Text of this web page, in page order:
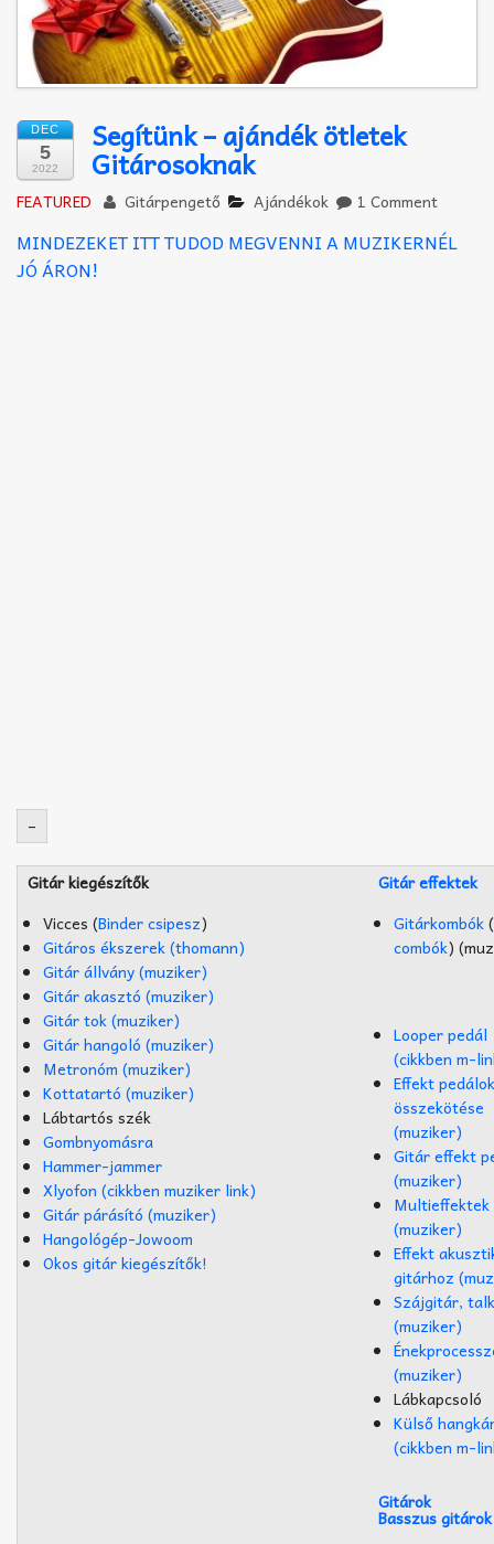
TABok
DEC
5
2022
Segítünk – ajándék ötletek
Gitárosoknak
FEATURED Gitárpengető Ajándékok 1 Comment
MINDEZEKET ITT TUDOD MEGVENNI A MUZIKERNÉL
JÓ ÁRON!
–
Gitár kiegészítők
Vicces (Binder csipesz)
Gitáros ékszerek (thomann)
Gitár állvány (muziker)
Gitár akasztó (muziker)
Gitár tok (muziker)
Gitár hangoló (muziker)
Metronóm (muziker)
Kottatartó (muziker)
Lábtartós szék
Gombnyomásra
Hammer-jammer
Xlyofon (cikkben muziker link)
Gitár párásító (muziker)
Hangológép-Jowoom
Okos gitár kiegészítők!
Gitár effektek
Gitárkombók(
combók)
Looper pedál
(cikkben m-
Effekt pedálok
összekötése
(muziker)
Gitár effekt
(muziker)
Multieffektek
(muziker)
Effekt
gitárhoz
Szájgitár,
(muziker)
(muziker)
Lábkapcsoló
Külső
(cikkben m-
Gitárok
Basszus gitárok